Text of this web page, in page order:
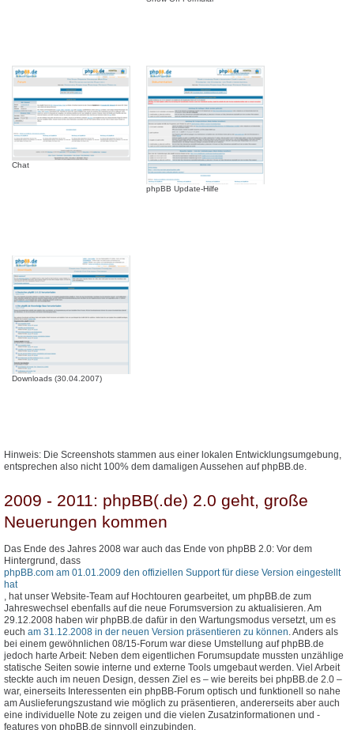
Chat
phpBB Update-Hilfe
Downloads (30.04.2007)
Hinweis: Die Screenshots stammen aus einer lokalen Entwicklungsumgebung,
entsprechen also nicht 100% dem damaligen Aussehen auf phpBB.de.
2009 - 2011: phpBB(.de) 2.0 geht, große
Neuerungen kommen
Das Ende des Jahres 2008 war auch das Ende von phpBB 2.0: Vor dem
Hintergrund, dass
phpBB.com am 01.01.2009 den offiziellen Support für diese Version eingestellt
hat
, hat unser Website-Team auf Hochtouren gearbeitet, um phpBB.de zum
Jahreswechsel ebenfalls auf die neue Forumsversion zu aktualisieren. Am
29.12.2008 haben wir phpBB.de dafür in den Wartungsmodus versetzt, um es
euch am 31.12.2008 in der neuen Version präsentieren zu können. Anders als
bei einem gewöhnlichen 08/15-Forum war diese Umstellung auf phpBB.de
jedoch harte Arbeit: Neben dem eigentlichen Forumsupdate mussten unzählige
statische Seiten sowie interne und externe Tools umgebaut werden. Viel Arbeit
steckte auch im neuen Design, dessen Ziel es – wie bereits bei phpBB.de 2.0 –
war, einerseits Interessenten ein phpBB-Forum optisch und funktionell so nahe
am Auslieferungszustand wie möglich zu präsentieren, andererseits aber auch
eine individuelle Note zu zeigen und die vielen Zusatzinformationen und -
features von phpBB.de sinnvoll einzubinden.